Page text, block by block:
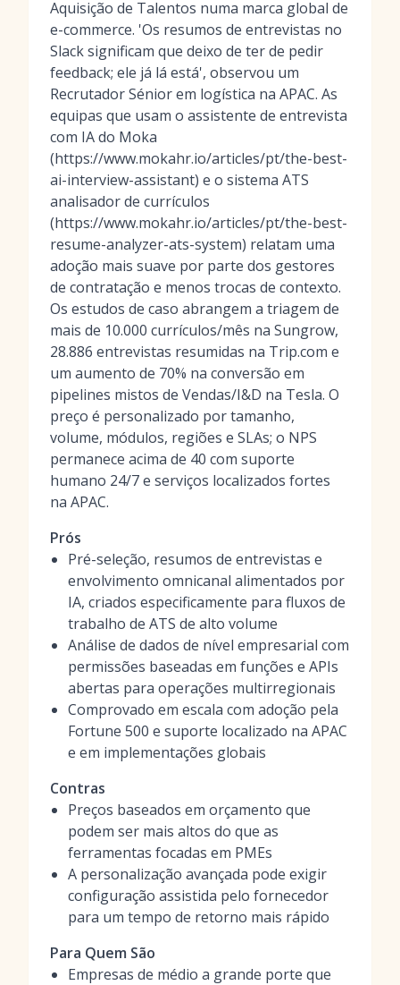
Aquisição de Talentos numa marca global de
e-commerce. 'Os resumos de entrevistas no
Slack significam que deixo de ter de pedir
feedback; ele já lá está', observou um
Recrutador Sénior em logística na APAC. As
equipas que usam o assistente de entrevista
com IA do Moka
(https://www.mokahr.io/articles/pt/the-best-
ai-interview-assistant) e o sistema ATS
analisador de currículos
(https://www.mokahr.io/articles/pt/the-best-
resume-analyzer-ats-system) relatam uma
adoção mais suave por parte dos gestores
de contratação e menos trocas de contexto.
Os estudos de caso abrangem a triagem de
mais de 10.000 currículos/mês na Sungrow,
28.886 entrevistas resumidas na Trip.com e
um aumento de 70% na conversão em
pipelines mistos de Vendas/I&D na Tesla. O
preço é personalizado por tamanho,
volume, módulos, regiões e SLAs; o NPS
permanece acima de 40 com suporte
humano 24/7 e serviços localizados fortes
na APAC.
Prós
Pré-seleção, resumos de entrevistas e
envolvimento omnicanal alimentados por
IA, criados especificamente para fluxos de
trabalho de ATS de alto volume
Análise de dados de nível empresarial com
permissões baseadas em funções e APIs
abertas para operações multirregionais
Comprovado em escala com adoção pela
Fortune 500 e suporte localizado na APAC
e em implementações globais
Contras
Preços baseados em orçamento que
podem ser mais altos do que as
ferramentas focadas em PMEs
A personalização avançada pode exigir
configuração assistida pelo fornecedor
para um tempo de retorno mais rápido
Para Quem São
Empresas de médio a grande porte que